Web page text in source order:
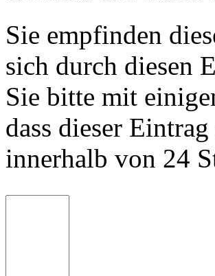
Sie empfinden
sich durch diesen
Sie bitte mit
dass dieser
innerhalb von 24